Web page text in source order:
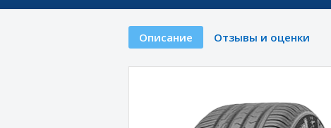
Описание Отзывы и оценки